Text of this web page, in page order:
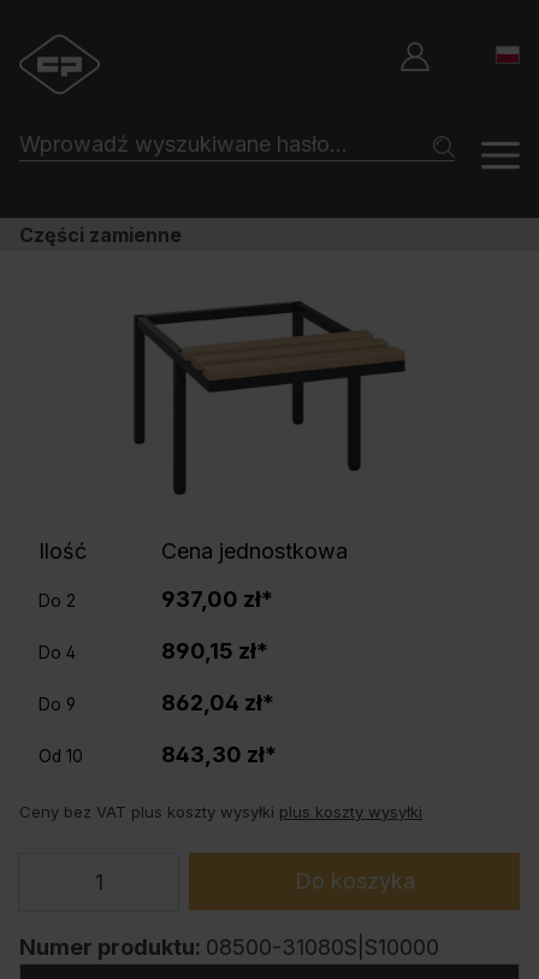
Części zamienne
Ilość Cena jednostkowa
Do 2 937,00 zł*
Do 4 890,15 zł*
Do 9 862,04 zł*
Od 10 843,30 zł*
Ceny bez VAT plus koszty wysyłki plus koszty wysyłki
Do koszyka
Numer produktu: 08500-31080S|S10000